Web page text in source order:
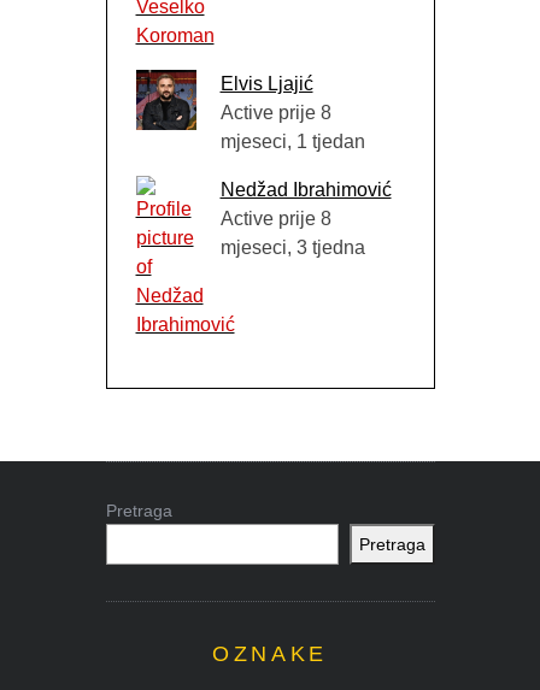
Elvis Ljajić
Active prije 8
mjeseci, 1 tjedan
Nedžad Ibrahimović
Active prije 8
mjeseci, 3 tjedna
Pretraga
Pretraga
OZNAKE